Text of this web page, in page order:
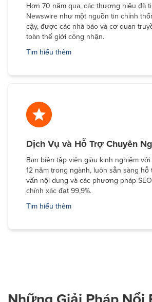
Hơn 70 năm qua, các thương hiệu đã
Newswire như một nguồn tin chính
cậy, được các nhà báo và cơ quan
toàn thế giới công nhận.
Tìm hiểu thêm
Dịch Vụ và Hỗ Trợ Chuyên
Ban biên tập viên giàu kinh nghiệm
12 năm trong ngành, luôn sẵn sàng
vấn nội dung và các phương pháp
chính xác đạt 99,9%.
Tìm hiểu thêm